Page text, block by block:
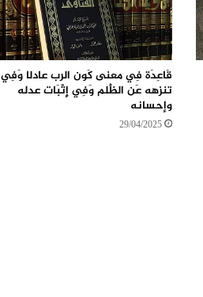
قَاعِدَة فِي معنى كَون الرب عادلا وَفِي
تنزهه عَن الظُّلم وَفِي إِثْبَات عدله
وإحسانه
29/04/2025